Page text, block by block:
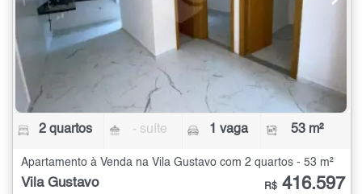
2 quartos - suíte 1 vaga 53 m²
Apartamento à Venda na Vila Gustavo com 2 quartos - 53 m²
Vila Gustavo R$ 416.597